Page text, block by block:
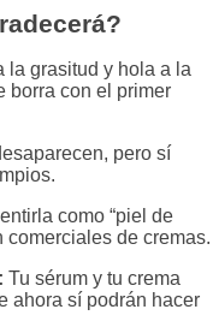
la grasitud y hola a la
borra con el primer
pero sí
como “piel de
comerciales de cremas.
Tu sérum y tu crema
ahora sí podrán hacer